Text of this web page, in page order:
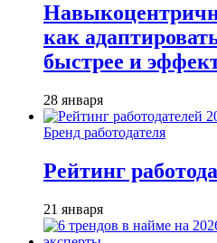
как
быстрее и
28 января
Бренд работодателя
Рейтинг
21 января